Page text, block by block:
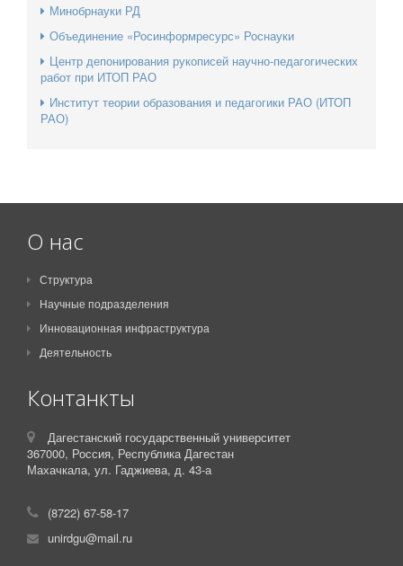
Минобрнауки РД
Объединение «Росинформресурс» Роснауки
Центр депонирования рукописей научно-педагогических
работ при ИТОП РАО
Институт теории образования и педагогики РАО (ИТОП
РАО)
О нас
Структура
Научные подразделения
Инновационная инфраструктура
Деятельность
Контанкты
Дагестанский государственный университет
367000, Россия, Республика Дагестан
Махачкала, ул. Гаджиева, д. 43-а
(8722) 67-58-17
unirdgu@mail.ru